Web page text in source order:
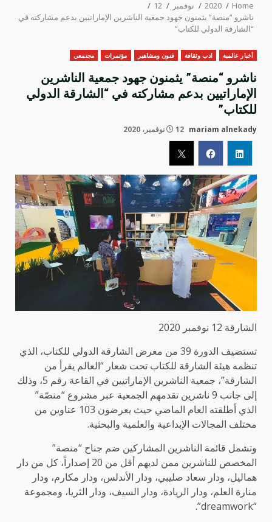
Home
2020 نوفمبر
12
ناشرو “منصة” يثمنون جهود جمعية الناشرين الإماراتيين بدعم مشاركته في
“الشارقة الدولي للكتاب”
أخبار عالمية ادب وثقافة فنون ومشاهير مؤتمرات مجتمعي
ناشرو “منصة” يثمنون جهود جمعية الناشرين
الإماراتيين بدعم مشاركته في “الشارقة الدولي
للكتاب”
mariam alnekady 12 نوفمبر، 2020
الشارقة 12 نوفمبر 2020
تستضيف الدورة 39 من معرض الشارقة الدولي للكتاب، الذي
تنظمه هيئة الشارقة للكتاب تحت شعار “العالم يقرأ من
الشارقة”، جمعية الناشرين الإماراتيين في القاعة رقم 5، وذلك
إلى جانب 9 ناشرين تقدمهم الجمعية عبر مشروع “منصّة”
الذي أطلقته العام الماضي حيث يعرضون 103 عناوين من
مختلف المجالات الإبداعية والعلمية والبحثية.
وتشمل قائمة الناشرين المشاركين ضم جناح “منصة”
المخصص للناشرين ممن لديهم أقل من 20 إصداراً، كل من دار
هماليل، ودار سعاد صليبي، ودار الأندلس، ودار مكارم، ودار
منارة العلم، ودار الريادة، ودار السيف، ودار الثريا، ومجموعة
“dreamwork”.